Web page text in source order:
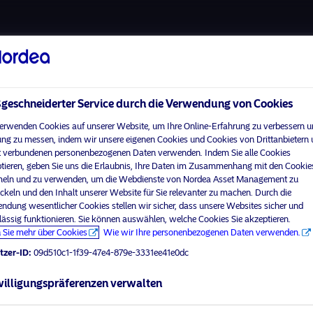
visit
Anlegerprofil aus
Über uns
Home
Über uns
Fonds
Verantwortungsbewusste
Investments
News
Nutzungsbedingungen
Datenschutzerklärung
Cookie-Richtlinien
Zugänglichkeit
Sitemap
Service durch die Verwendung von Cookies
Cookies auf unserer Website, um Ihre Online-Erfahrung zu verbessern
zu messen, indem wir unsere eigenen Cookies und Cookies von Drittanbietern
personenbezogenen Daten verwenden. Indem Sie alle Cookies
geben Sie uns die Erlaubnis, Ihre Daten im Zusammenhang mit den
und zu verwenden, um die Webdienste von Nordea Asset Management zu
und den Inhalt unserer Website für Sie relevanter zu machen. Durch die
wesentlicher Cookies stellen wir sicher, dass unsere Websites sicher und
funktionieren. Sie können auswählen, welche Cookies Sie akzeptieren.
Sie mehr über Cookies
Wie wir Ihre personenbezogenen Daten verwenden.
ID: 09d510c1-1f39-47e4-879e-3331ee41e0dc
verwalten